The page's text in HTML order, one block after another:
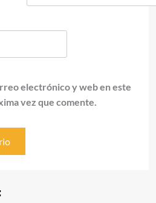
electrónico y web en este
vez que comente.